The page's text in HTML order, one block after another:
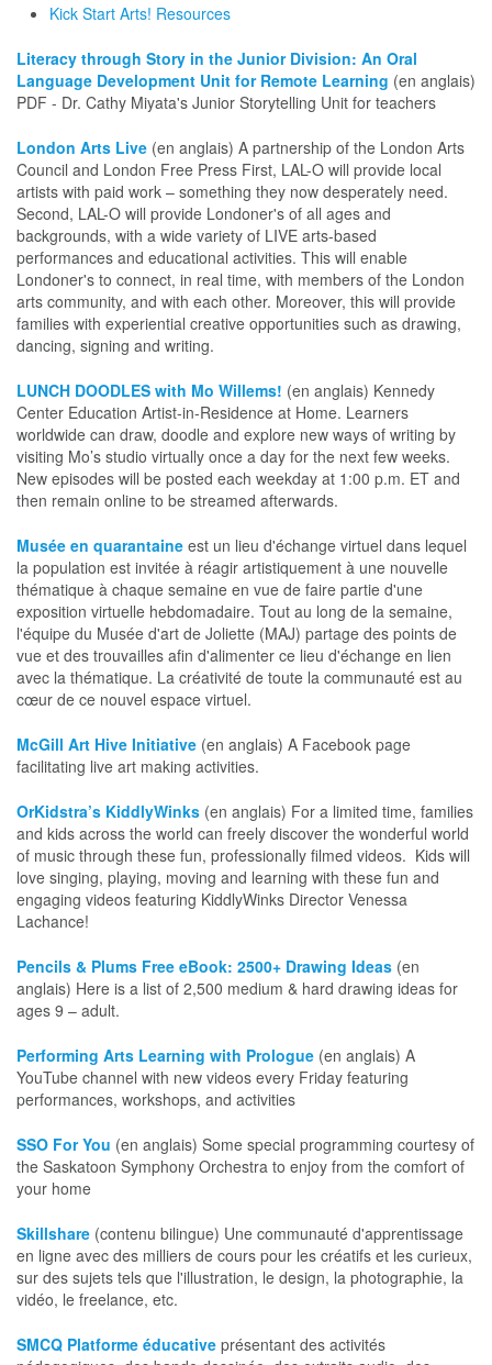
Kick Start Arts! Resources
Literacy through Story in the Junior Division: An Oral
Language Development Unit for Remote Learning (en anglais)
PDF - Dr. Cathy Miyata's Junior Storytelling Unit for teachers
London Arts Live (en anglais) A partnership of the London Arts
Council and London Free Press First, LAL-O will provide local
artists with paid work – something they now desperately need.
Second, LAL-O will provide Londoner's of all ages and
backgrounds, with a wide variety of LIVE arts-based
performances and educational activities. This will enable
Londoner's to connect, in real time, with members of the London
arts community, and with each other. Moreover, this will provide
families with experiential creative opportunities such as drawing,
dancing, signing and writing.
LUNCH DOODLES with Mo Willems! (en anglais) Kennedy
Center Education Artist-in-Residence at Home. Learners
worldwide can draw, doodle and explore new ways of writing by
visiting Mo’s studio virtually once a day for the next few weeks.
New episodes will be posted each weekday at 1:00 p.m. ET and
then remain online to be streamed afterwards.
Musée en quarantaine est un lieu d'échange virtuel dans lequel
la population est invitée à réagir artistiquement à une nouvelle
thématique à chaque semaine en vue de faire partie d'une
exposition virtuelle hebdomadaire. Tout au long de la semaine,
l'équipe du Musée d'art de Joliette (MAJ) partage des points de
vue et des trouvailles afin d'alimenter ce lieu d'échange en lien
avec la thématique. La créativité de toute la communauté est au
cœur de ce nouvel espace virtuel.
McGill Art Hive Initiative (en anglais) A Facebook page
facilitating live art making activities.
OrKidstra’s KiddlyWinks (en anglais) For a limited time, families
and kids across the world can freely discover the wonderful world
of music through these fun, professionally filmed videos. Kids will
love singing, playing, moving and learning with these fun and
engaging videos featuring KiddlyWinks Director Venessa
Lachance!
Pencils & Plums Free eBook: 2500+ Drawing Ideas (en
anglais) Here is a list of 2,500 medium & hard drawing ideas for
ages 9 – adult.
Performing Arts Learning with Prologue (en anglais) A
YouTube channel with new videos every Friday featuring
performances, workshops, and activities
SSO For You (en anglais) Some special programming courtesy of
the Saskatoon Symphony Orchestra to enjoy from the comfort of
your home
Skillshare (contenu bilingue) Une communauté d'apprentissage
en ligne avec des milliers de cours pour les créatifs et les curieux,
sur des sujets tels que l'illustration, le design, la photographie, la
vidéo, le freelance, etc.
SMCQ Platforme éducative présentant des activités